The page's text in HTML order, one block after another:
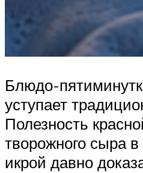
Блюдо-
уступает
Полезность
творожного сыра
икрой давно